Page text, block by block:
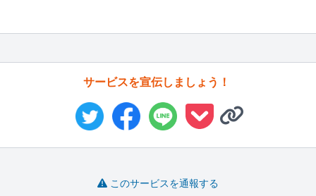
サービスを宣伝しましょう！
このサービスを通報する